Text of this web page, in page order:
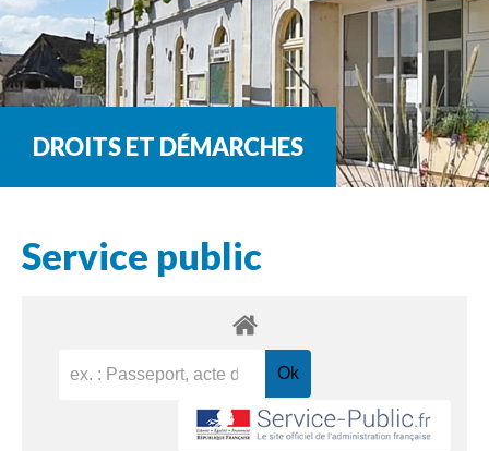
DROITS ET DÉMARCHES
Service public